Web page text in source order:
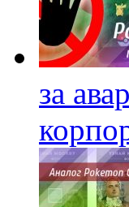
за